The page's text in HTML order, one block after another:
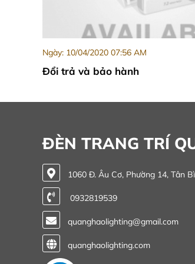
Ngày: 10/04/2020 07:56 AM
Đổi trả và bảo hành
ĐÈN TRANG TRÍ
1060 Đ. Âu Cơ, Phường 14, Tân
0932819539
quanghaolighting@gmail.com
quanghaolighting.com